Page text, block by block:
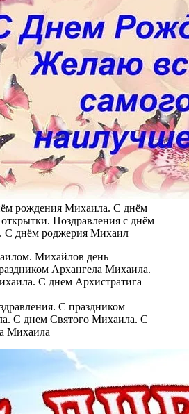
рождения Михаила. С днём
Поздравления с днём
С днём роджерия Михаил
С праздником
С днем Святого Михаила. С
Михаила